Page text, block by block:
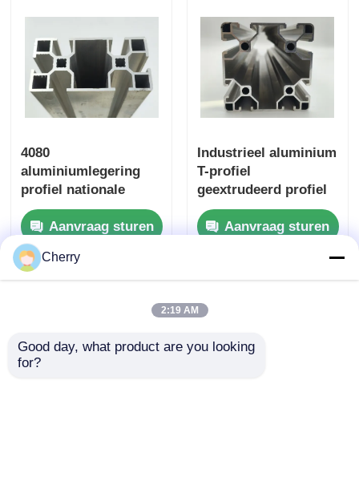
4080
aluminiumlegering
profiel nationale
standaard
geautomatiseerde
assemblagelijn frame
industriële aluminium
profiel fabrikant
Aanvraag sturen
Industrieel aluminium
T-profiel
geextrudeerd profiel
6063-T5 poederbedekt
deurradiator
Aanvraag sturen
Sitemap
Privacybeleid
KwaliteitExtrusiealuminiumprofielenChina
Cherry
2:19 AM
Good day, what product are you looking
for?